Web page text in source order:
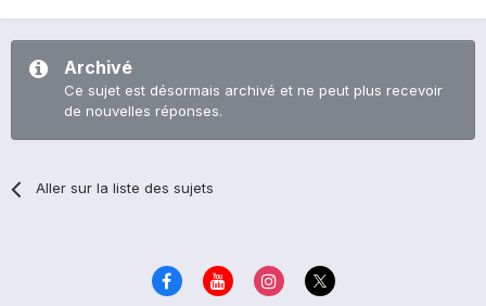
Archivé
Ce sujet est désormais archivé et ne peut plus recevoir
de nouvelles réponses.
Aller sur la liste des sujets